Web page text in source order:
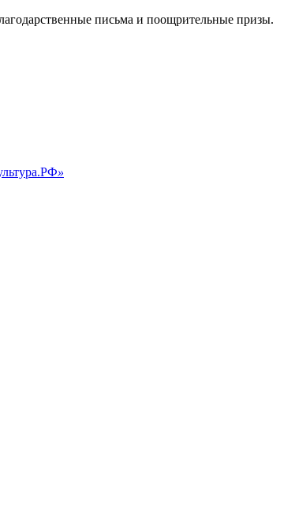
письма и поощрительные призы.
»